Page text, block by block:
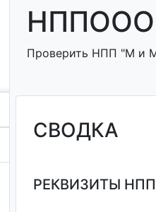
НППООО
Проверить НПП "М и
СВОДКА
РЕКВИЗИТЫ